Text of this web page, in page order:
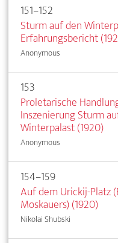
151–152
Sturm auf den
Erfahrungsbericht
Anonymous
153
Proletarische
Inszenierung Sturm
Winterpalast (1920)
Anonymous
154–159
Auf dem Urickij-Platz
Moskauers) (1920)
Nikolai Shubski